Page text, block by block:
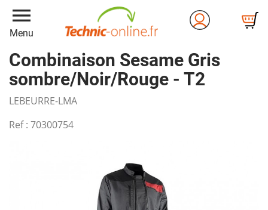
menu
Menu
Combinaison Sesame Gris
sombre/Noir/Rouge - T2
LEBEURRE-LMA
Ref : 70300754